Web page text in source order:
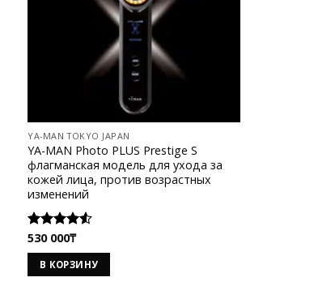
YA-MAN TOKYO JAPAN
YA-MAN Photo PLUS Prestige S
флагманская модель для ухода за
кожей лица, против возрастных
изменений
Оценка
4.50из 5
530 000₸
В КОРЗИНУ